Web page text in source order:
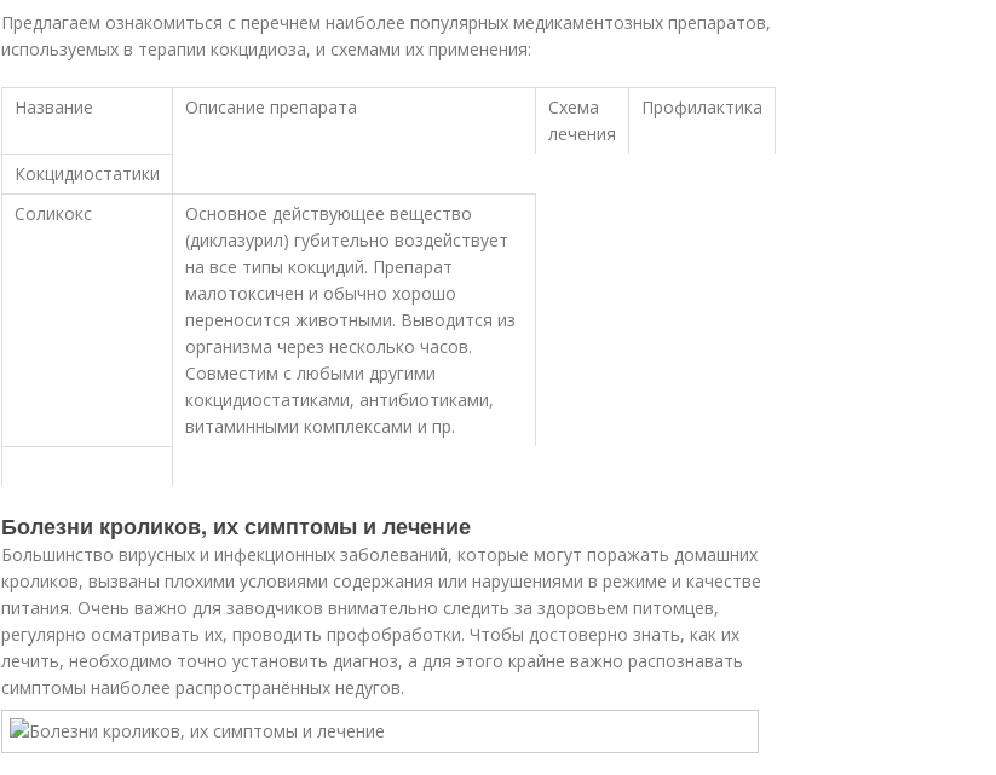
Предлагаем ознакомиться с перечнем наиболее популярных медикаментозных препаратов,
используемых в терапии кокцидиоза, и схемами их применения:
Название Описание препарата
Схема
лечения
Профилактика
Кокцидиостатики
Соликокс
Основное действующее вещество
(диклазурил) губительно воздействует
на все типы кокцидий. Препарат
малотоксичен и обычно хорошо
переносится животными. Выводится из
организма через несколько часов.
Совместим с любыми другими
кокцидиостатиками, антибиотиками,
витаминными комплексами и пр.
Болезни кроликов, их симптомы и лечение
Большинство вирусных и инфекционных заболеваний, которые могут поражать домашних
кроликов, вызваны плохими условиями содержания или нарушениями в режиме и качестве
питания. Очень важно для заводчиков внимательно следить за здоровьем питомцев,
регулярно осматривать их, проводить профобработки. Чтобы достоверно знать, как их
лечить, необходимо точно установить диагноз, а для этого крайне важно распознавать
симптомы наиболее распространённых недугов.